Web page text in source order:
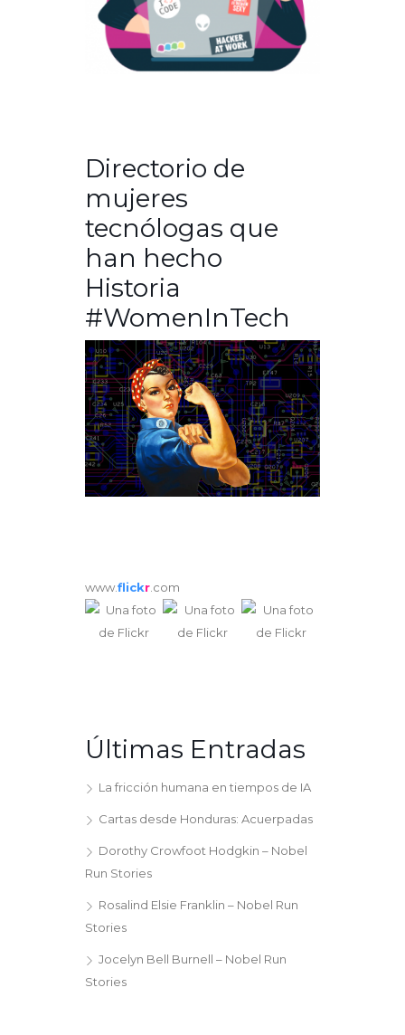
Directorio de
mujeres
tecnólogas que
han hecho
Historia
#WomenInTech
www.flickr.com
Últimas Entradas
La fricción humana en tiempos de IA
Cartas desde Honduras: Acuerpadas
Dorothy Crowfoot Hodgkin – Nobel
Run Stories
Rosalind Elsie Franklin – Nobel Run
Stories
Jocelyn Bell Burnell – Nobel Run
Stories